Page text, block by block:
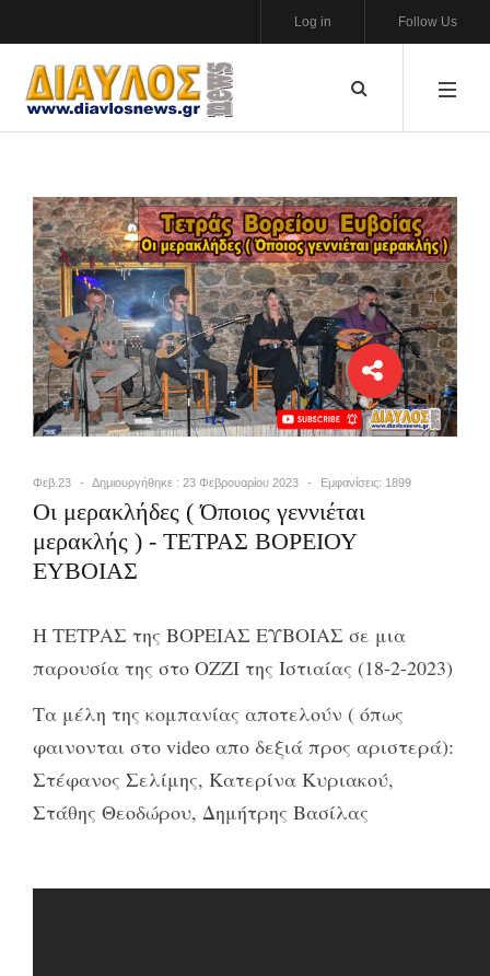
Follow Us
Log in
Φεβ.23 Δημιουργήθηκε : 23 Φεβρουαρίου 2023 Εμφανίσεις: 1899
Οι μερακλήδες ( Όποιος γεννιέται
μερακλής ) - ΤΕΤΡΑΣ ΒΟΡΕΙΟΥ
ΕΥΒΟΙΑΣ
Η ΤΕΤΡΑΣ της ΒΟΡΕΙΑΣ ΕΥΒΟΙΑΣ σε μια
παρουσία της στο OZZI της Ιστιαίας (18-2-2023)
Τα μέλη της κομπανίας αποτελούν ( όπως
φαινονται στο video απο δεξιά προς αριστερά):
Στέφανος Σελίμης, Κατερίνα Κυριακού,
Στάθης Θεοδώρου, Δημήτρης Βασίλας